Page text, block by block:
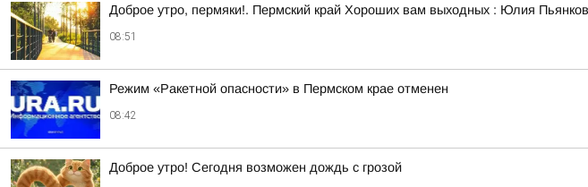
Доброе утро, пермяки!. Пермский край Хороших вам выходных : Юлия
08:51
Режим «Ракетной опасности» в Пермском крае отменен
08:42
Доброе утро! Сегодня возможен дождь с грозой